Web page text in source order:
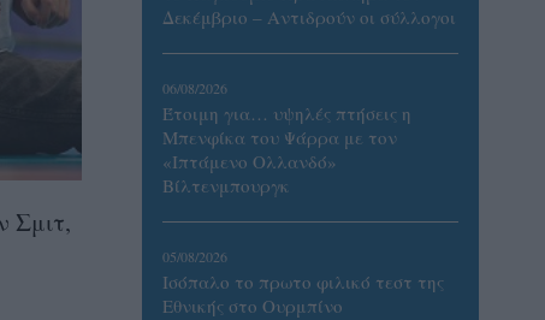
Σμιτ,
Δεκέμβριο – Αντιδρούν οι σύλλογοι
06/08/2026
Έτοιμη για… υψηλές πτήσεις η
Μπενφίκα του Ψάρρα με τον
«Ιπτάμενο Ολλανδό»
Βίλτενμπουργκ
05/08/2026
Ισόπαλο το πρωτο φιλικό τεστ της
Εθνικής στο Ουρμπίνο